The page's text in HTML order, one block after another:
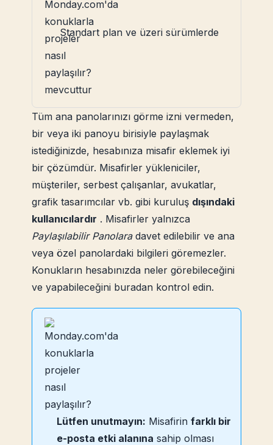
Standart plan ve üzeri sürümlerde
mevcuttur
Tüm ana panolarınızı görme izni vermeden,
bir veya iki panoyu birisiyle paylaşmak
istediğinizde, hesabınıza misafir eklemek iyi
bir çözümdür. Misafirler yükleniciler,
müşteriler, serbest çalışanlar, avukatlar,
grafik tasarımcılar vb. gibi kuruluş dışındaki
kullanıcılardır . Misafirler yalnızca
Paylaşılabilir Panolaradavet edilebilir ve ana
veya özel panolardaki bilgileri göremezler.
Konukların hesabınızda neler görebileceğini
ve yapabileceğini buradan kontrol edin.
Lütfen unutmayın: Misafirin farklı bir
e-posta etki alanına sahip olması